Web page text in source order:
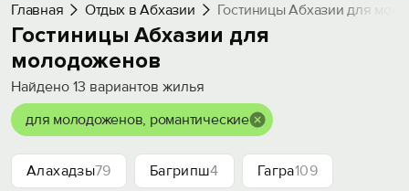
Добавить свой объект
Главная Отдых в Абхазии Гостиницы Абхазии для
Гостиницы Абхазии для
молодоженов
Найдено 13 вариантов жилья
для молодоженов, романтические
Алахадзы79 Багрипш4 Гагра109